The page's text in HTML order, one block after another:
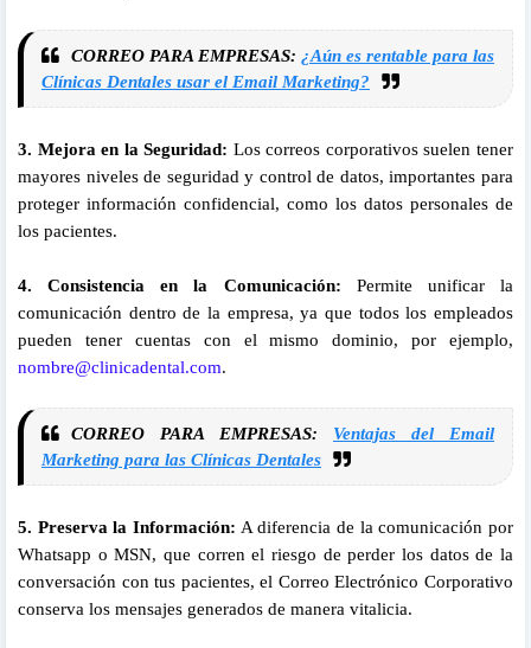
CORREO PARA EMPRESAS: ¿Aún es rentable para las
Clínicas Dentales usar el Email Marketing?
3. Mejora en la Seguridad: Los correos corporativos suelen tener
mayores niveles de seguridad y control de datos, importantes para
proteger información confidencial, como los datos personales de
los pacientes.
4. Consistencia en la Comunicación: Permite unificar la
comunicación dentro de la empresa, ya que todos los empleados
pueden tener cuentas con el mismo dominio, por ejemplo,
nombre@clinicadental.com.
CORREO PARA EMPRESAS: Ventajas del Email
Marketing para las Clínicas Dentales
5. Preserva la Información: A diferencia de la comunicación por
Whatsapp o MSN, que corren el riesgo de perder los datos de la
conversación con tus pacientes, el Correo Electrónico Corporativo
conserva los mensajes generados de manera vitalicia.